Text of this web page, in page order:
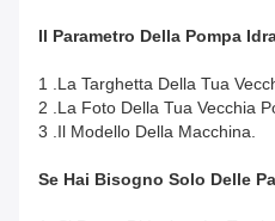
Il Parametro Della Pompa
1 .La Targhetta Della Tua
2 .La Foto Della Tua Vecchia
3 .Il Modello Della Macchina.
Se Hai Bisogno Solo Delle